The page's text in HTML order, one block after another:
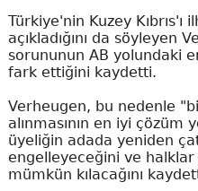
Türkiye'nin Kuzey Kıbrıs'ı
açıkladığını da söyleyen
sorununun AB yolundaki
fark ettiğini kaydetti.
Verheugen, bu nedenle
alınmasının en iyi çözüm
üyeliğin adada yeniden
engelleyeceğini ve halklar
mümkün kılacağını